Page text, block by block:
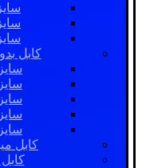
سایز AWG20
سایز AWG18
سایز AWG16
کابل
سایز AWG 28
سایز AWG 26
سایز AWG 24
سایز AWG 22
سایز AWG 20
کابل